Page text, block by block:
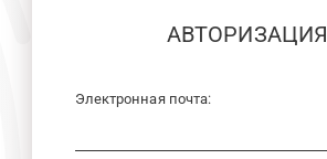
АВТОРИЗАЦИЯ
Электронная почта: